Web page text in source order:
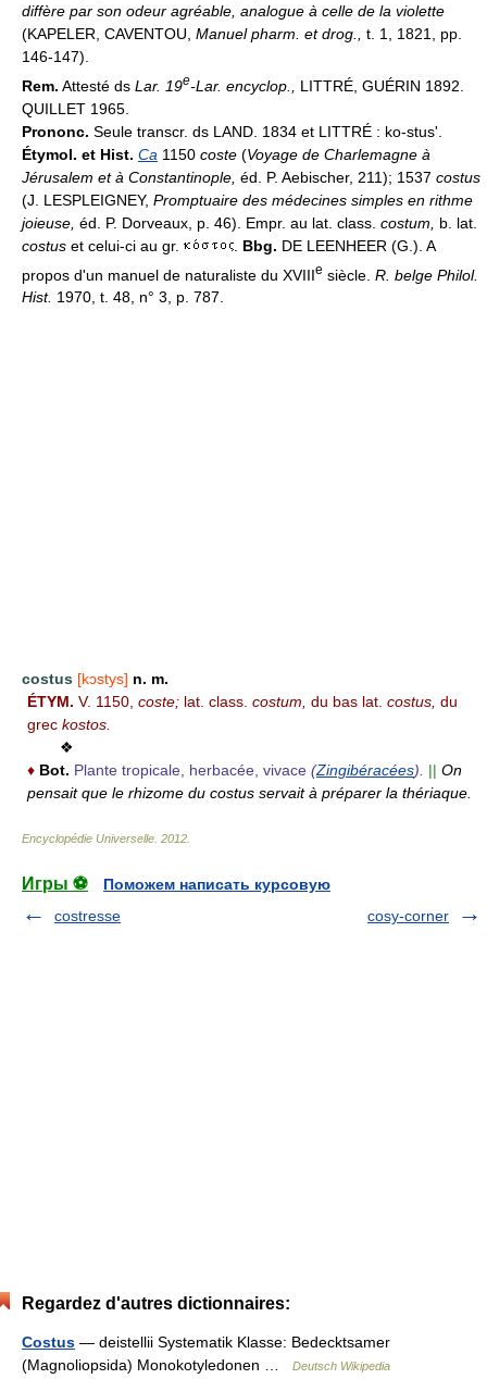
diffère par son odeur agréable, analogue à celle de la violette
(KAPELER, CAVENTOU, Manuel pharm. et drog., t. 1, 1821, pp.
146-147).
Rem. Attesté ds Lar. 19e-Lar. encyclop.,
LITTRÉ, GUÉRIN 1892.
QUILLET 1965.
Prononc. Seule transcr. ds LAND. 1834 et LITTRÉ : ko-stus'.
Étymol. et Hist. Ca 1150 coste (Voyage de Charlemagne à
Jérusalem et à Constantinople, éd. P. Aebischer, 211); 1537 costus
(J. LESPLEIGNEY, Promptuaire des médecines simples en rithme
joieuse, éd. P. Dorveaux, p. 46). Empr. au lat. class. costum,
b. lat.
costus et celui-ci au gr. Bbg. DE LEENHEER (G.). A
propos d'un manuel de naturaliste du XVIIIe siècle. R. belge Philol.
Hist. 1970, t. 48, n° 3, p. 787.
costus [kɔstys] n. m.
ÉTYM. V. 1150, coste; lat. class. costum, du bas lat. costus, du
grec kostos.
❖
♦ Bot. Plante tropicale, herbacée, vivace (Zingibéracées). || On
pensait que le rhizome du costus servait à préparer la thériaque.
Encyclopédie Universelle 2012
Игры ⚽
Поможем написать курсовую
costresse
cosy-corner
Regardez d'autres dictionnaires:
Costus — deistellii Systematik Klasse: Bedecktsamer
(Magnoliopsida) Monokotyledonen …
Deutsch Wikipedia